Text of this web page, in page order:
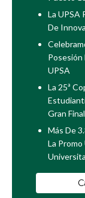
La UPSA
De
UPSA
La 25ª
Gran Final
Más De
La Promo